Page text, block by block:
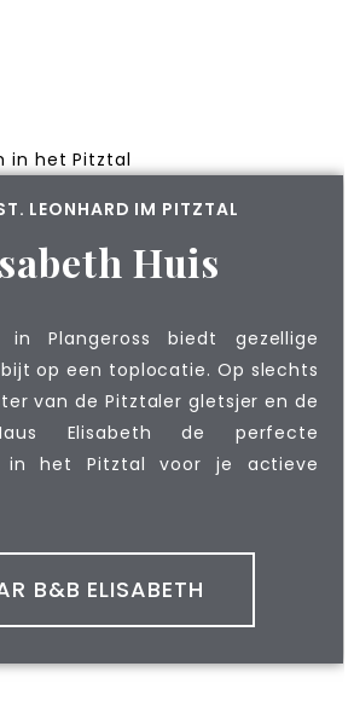
LEONHARD IM PITZTAL
Huis
in Plangeross biedt gezellige
op een toplocatie. Op slechts
van de Pitztaler gletsjer en de
Elisabeth de perfecte
in het Pitztal voor je actieve
B&B ELISABETH